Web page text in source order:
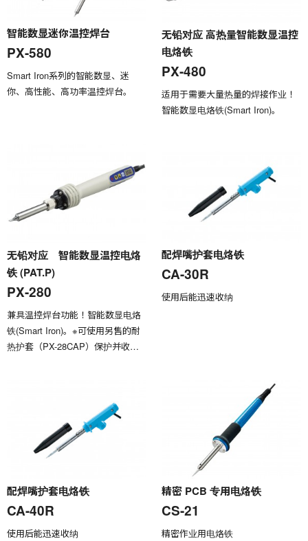
智能数显迷你温控焊台
PX-580
Smart Iron系列的智能数显、迷
你、高性能、高功率温控焊台。
无铅对应 高热量智能数显温控
电烙铁
PX-480
适用于需要大量热量的焊接作业！
智能数显电烙铁(Smart Iron)。
无铅对应 智能数显温控电烙
铁 (PAT.P)
PX-280
兼具温控焊台功能！智能数显电烙
铁(Smart Iron)。※可使用另售的耐
热护套（PX-28CAP）保护并收纳
配焊嘴护套电烙铁
CA-30R
使用后能迅速收纳
配焊嘴护套电烙铁
CA-40R
使用后能迅速收纳
精密 PCB 专用电烙铁
CS-21
精密作业用电烙铁